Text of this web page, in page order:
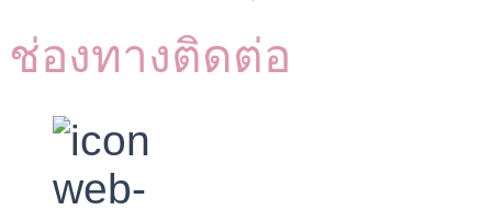
ช่องทางติดต่อ